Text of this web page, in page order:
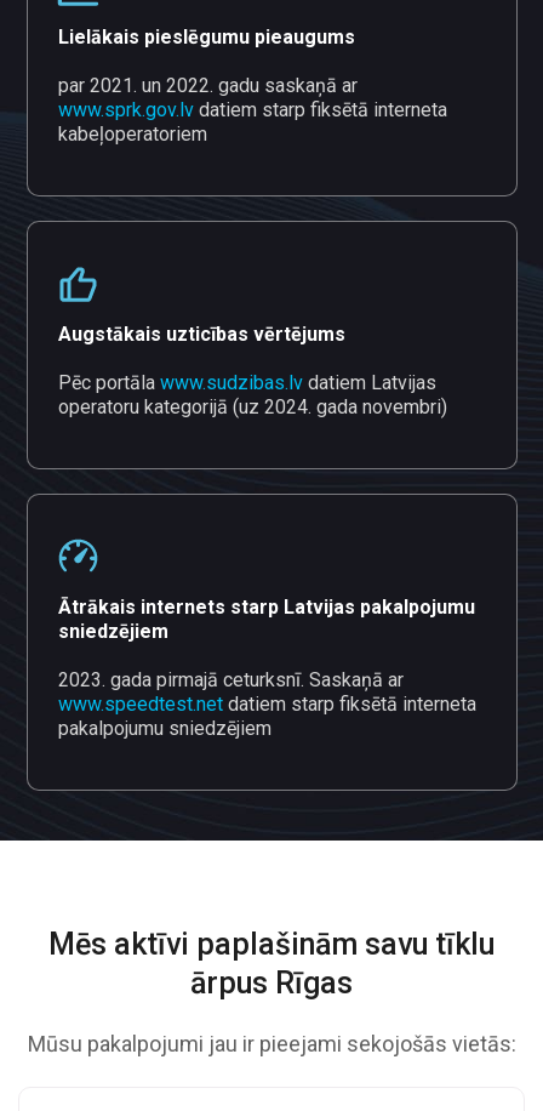
Lielākais pieslēgumu pieaugums
par 2021. un 2022. gadu saskaņā ar
www.sprk.gov.lvdatiem starp fiksētā interneta
kabeļoperatoriem
Augstākais uzticības vērtējums
Pēc portāla www.sudzibas.lvdatiem Latvijas
operatoru kategorijā (uz 2024. gada novembri)
Ātrākais internets starp Latvijas pakalpojumu
sniedzējiem
2023. gada pirmajā ceturksnī. Saskaņā ar
www.speedtest.netdatiem starp fiksētā interneta
pakalpojumu sniedzējiem
Mēs aktīvi paplašinām savu tīklu
ārpus Rīgas
Mūsu pakalpojumi jau ir pieejami sekojošās vietās: